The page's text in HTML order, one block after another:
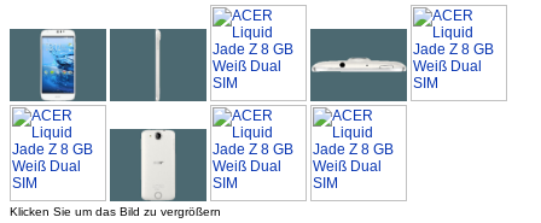
Klicken Sie um das Bild zu vergrößern